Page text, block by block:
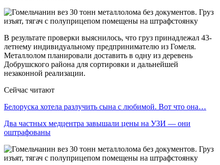
В результате проверки выяснилось, что груз принадлежал 43-
летнему индивидуальному предпринимателю из Гомеля.
Металлолом планировали доставить в одну из деревень
Добрушского района для сортировки и дальнейшей
незаконной реализации.
Сейчас читают
Белоруска хотела разлучить сына с любимой. Вот что она…
Два частных медцентра завышали цены на УЗИ — они
оштрафованы